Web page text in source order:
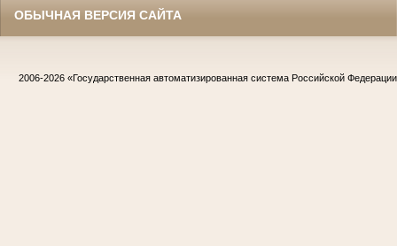
ОБЫЧНАЯ ВЕРСИЯ САЙТА
2006-2026 «Государственная автоматизированная система Российской